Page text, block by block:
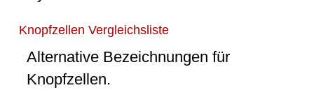
Knopfzellen Vergleichsliste
Alternative Bezeichnungen für
Knopfzellen.